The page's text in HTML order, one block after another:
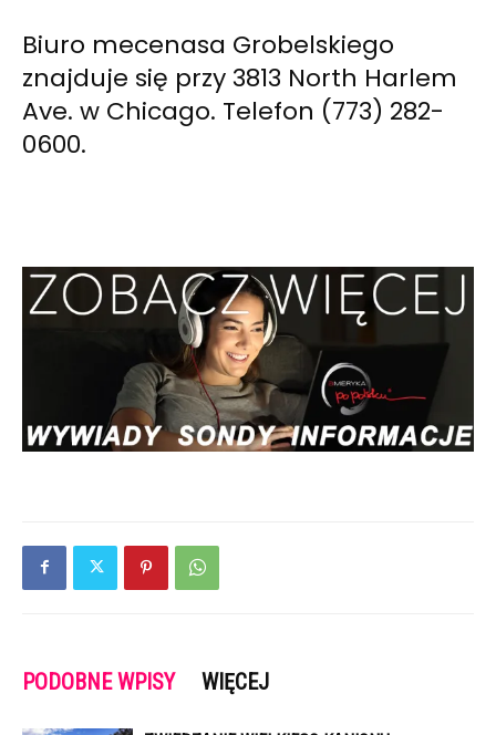
Biuro mecenasa Grobelskiego
znajduje się przy 3813 North Harlem
Ave. w Chicago. Telefon (773) 282-
0600.
PODOBNE WPISY WIĘCEJ